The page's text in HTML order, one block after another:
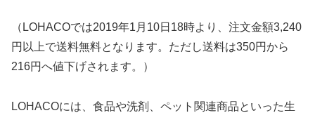
（LOHACOでは2019年1月10日18時より、注文金額3,240
円以上で送料無料となります。ただし送料は350円から
216円へ値下げされます。）
LOHACOには、食品や洗剤、ペット関連商品といった生